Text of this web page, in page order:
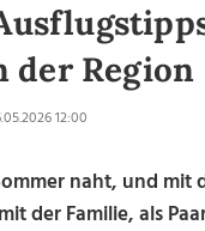
der Region
12:00
Sommer naht, und
der Familie, als